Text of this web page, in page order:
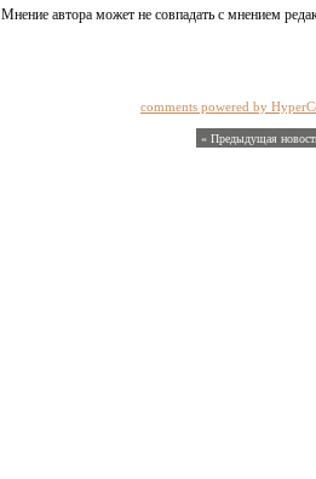
Мнение автора может не совпадать с мнением
comments powered by
« Предыдущая